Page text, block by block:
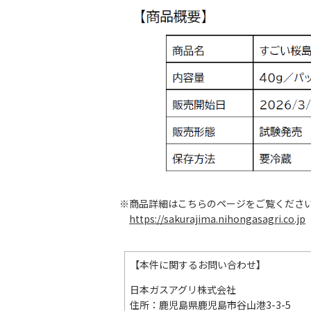
※商品詳細はこちらのページをご覧くださ
https://sakurajima.nihongasagri.co.jp
【本件に関するお問い合わせ】
日本ガスアグリ株式会社
住所：鹿児島県鹿児島市谷山港3-3-5